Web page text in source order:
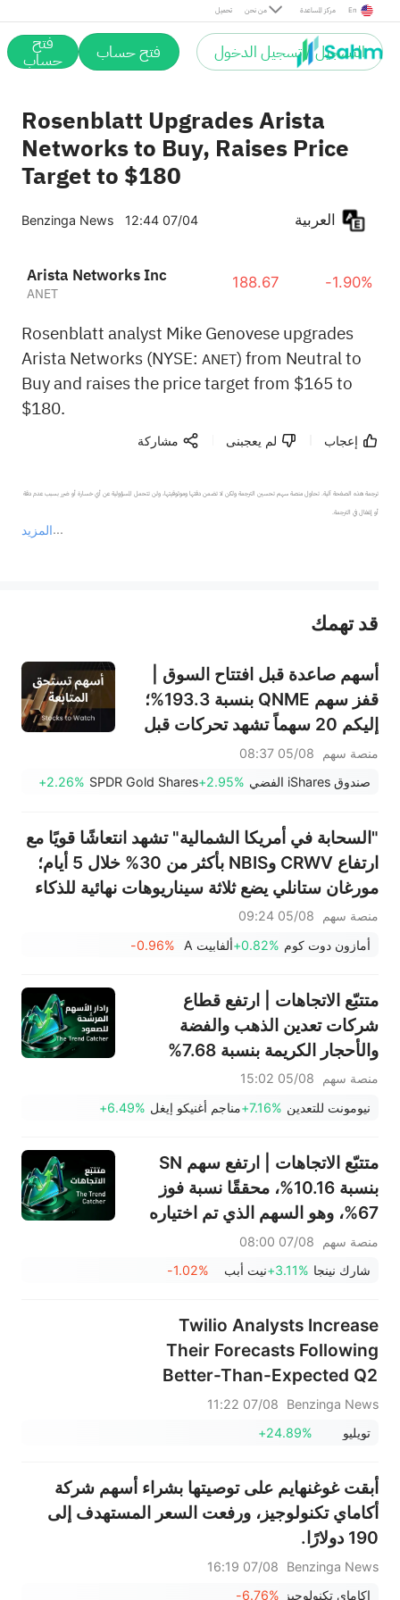
تحميل من نحن مركز المساعدة En
التسجيل / تسجيل الدخول فتح حساب فتح
حساب
Rosenblatt Upgrades Arista
Networks to Buy, Raises Price
Target to $180
Benzinga News 12:44 07/04
Arista Networks Inc
ANET
188.67 -1.90%
Rosenblatt analyst Mike Genovese upgrades
Arista Networks (NYSE: ANET) from Neutral to
Buy and raises the price target from $165 to
$180.
إعجاب لم يعجبنى مشاركة
المزيد
ترجمة هذه الصفحة آلية. تحاول منصة سهم تحسين الترجمة ولكن لا تضمن دقتها وموثوقيتها، ولن تتحمل المسؤولية عن أي خسارة أو ضرر بسبب عدم دقة
أو إغفال في الترجمة.
عند الضرورة، يرجى استشارة مستشار استثمار محترف. لا تقدم منصة سهم أي مشورة استثمارية، ولا تقدم أي التزامات أو ضمانات.
قد تهمك
أسهم صاعدة قبل افتتاح السوق |
قفز سهم QNME بنسبة 193.3%؛
إليكم 20 سهماً تشهد تحركات قبل
افتتاح السوق (4 أغسطس)
منصة سهم
05/08 08:37
صندوق iShares الفضي
+2.95%
SPDR Gold Shares
+2.26%
"السحابة في أمريكا الشمالية" تشهد انتعاشًا قويًا مع
ارتفاع CRWV وNBIS بأكثر من 30% خلال 5 أيام؛
مورغان ستانلي يضع ثلاثة سيناريوهات نهائية للذكاء
الاصطناعي — من سيكون الفائز الأكبر؟
منصة سهم
05/08 09:24
أمازون دوت كوم +0.82%ألفابيت A -0.96%
متتبّع الاتجاهات | ارتفع قطاع
شركات تعدين الذهب والفضة
والأحجار الكريمة بنسبة 7.68%
(+3.87%) وTPR (+2.8%) ضمن
خمسة أسهم تختبر مستويات
اختراق
منصة سهم
05/08 15:02
نيومونت للتعدين +7.16%مناجم أغنيكو إيغل +6.49%
متتبّع الاتجاهات | ارتفع سهم SN
بنسبة 10.16%، محققًا نسبة فوز
67%، وهو السهم الذي تم اختياره
الأسبوع الماضي؛ يشهد قطاع
الأجهزة المنزلية انتعاشًا ملحوظًا - لا
منصة سهم
07/08 08:00
شارك نينجا +3.11%نيت أبب -1.02%
Twilio Analysts Increase
Their Forecasts Following
Better-Than-Expected Q2
Earnings
Benzinga News
07/08 11:22
تويليو
+24.89%
أبقت غوغنهايم على توصيتها بشراء أسهم شركة
أكاماي تكنولوجيز، ورفعت السعر المستهدف إلى
190 دولارًا.
Benzinga News
07/08 16:19
اكاماي تكنولوجيز -6.76%